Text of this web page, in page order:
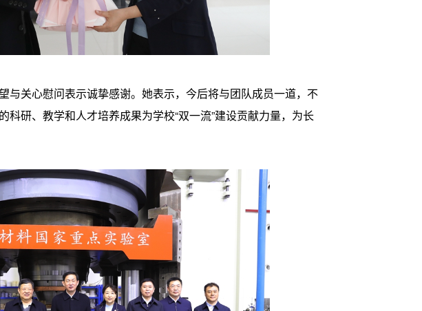
与关心慰问表示诚挚感谢。她表示，今后将与团队成员一道，不
科研、教学和人才培养成果为学校“双一流”建设贡献力量，为长